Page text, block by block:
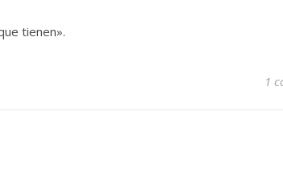
tienen».
1